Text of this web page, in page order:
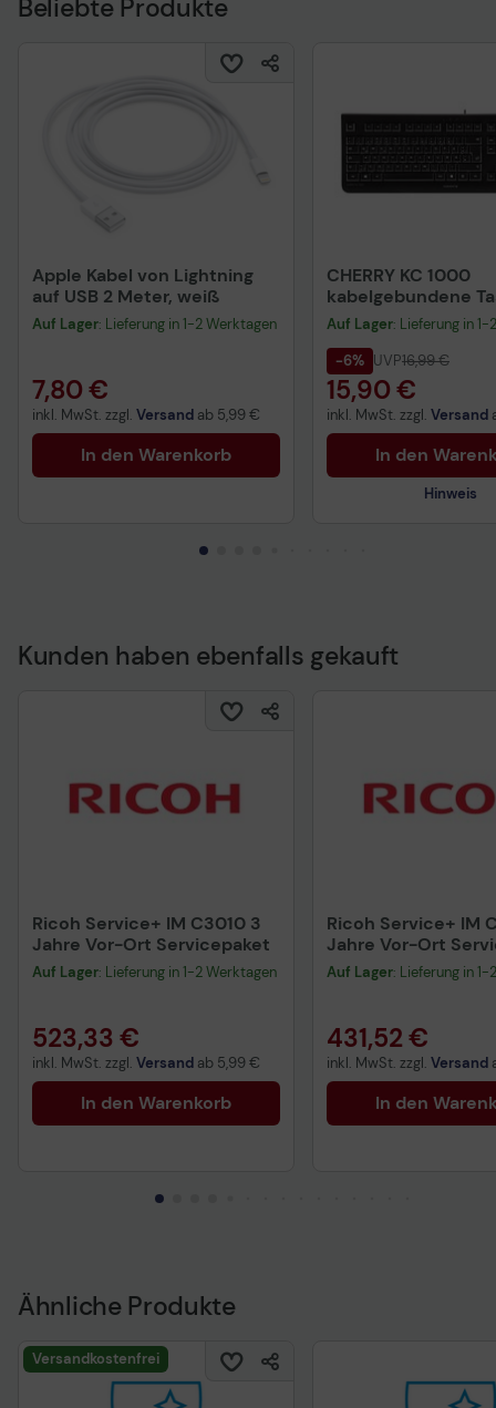
Beliebte Produkte
Apple Kabel von Lightning
auf USB 2 Meter, weiß
Auf Lager: Lieferung in 1-2 Werktagen
7,80 €
inkl. MwSt. zzgl. Versand ab 5,99 €
In den Warenkorb
CHERRY KC 1000
kabelgebundene
QWERTZ DE -
Auf Lager: Lieferung in
-6% UVP16,99 €
15,90 €
inkl. MwSt. zzgl. Versand
In den
Hinweis
Technisches
Kunden haben ebenfalls gekauft
Ricoh Service+ IM C3010 3
Jahre Vor-Ort Servicepaket
Auf Lager: Lieferung in 1-2 Werktagen
523,33 €
inkl. MwSt. zzgl. Versand ab 5,99 €
In den Warenkorb
Ricoh Service+ IM
Jahre Vor-Ort
Auf Lager: Lieferung in
431,52 €
inkl. MwSt. zzgl. Versand
In den
Ähnliche Produkte
Versandkostenfrei